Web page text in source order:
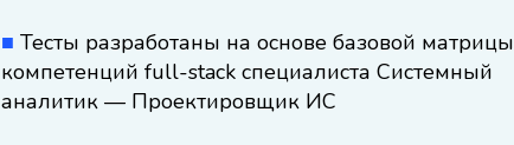
■ Тесты разработаны на основе базовой матрицы
компетенций full-stack специалиста Системный
аналитик — Проектировщик ИС